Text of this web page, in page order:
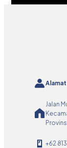
Jalan
+62